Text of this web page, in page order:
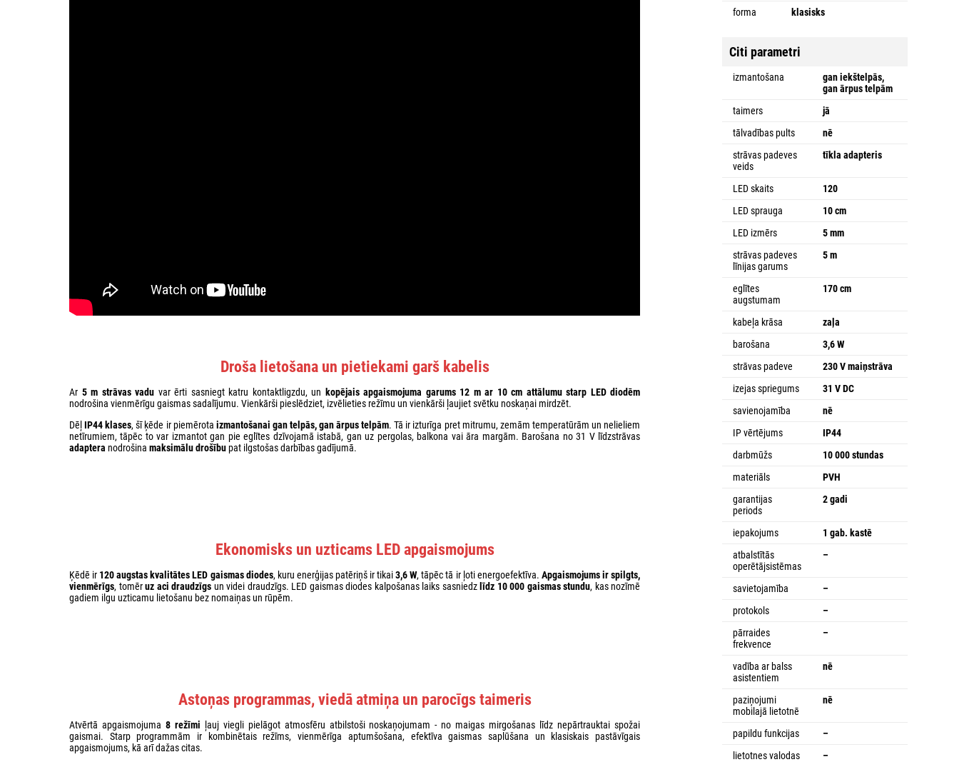
Droša lietošana un pietiekami garš kabelis
Ar 5 m strāvas vadu var ērti sasniegt katru kontaktligzdu, un kopējais apgaismojuma garums 12 m ar 10 cm attālumu starp LED diodēm
nodrošina vienmērīgu gaismas sadalījumu. Vienkārši pieslēdziet, izvēlieties režīmu un vienkārši ļaujiet svētku noskaņai mirdzēt.
DēļIP44 klases, šī ķēde ir piemērota izmantošanai gan telpās, gan ārpus telpām. Tā ir izturīga pret mitrumu, zemām temperatūrām un nelieliem
netīrumiem, tāpēc to var izmantot gan pie eglītes dzīvojamā istabā, gan uz pergolas, balkona vai āra margām. Barošana no 31 V līdzstrāvas
adaptera nodrošina maksimālu drošībupat ilgstošas darbības gadījumā.
Ekonomisks un uzticams LED apgaismojums
Ķēdē ir 120 augstas kvalitātes LED gaismas diodes, kuru enerģijas patēriņš ir tikai3,6 W, tāpēc tā ir ļoti energoefektīva. Apgaismojums ir spilgts,
vienmērīgs, tomēruz aci draudzīgs un videi draudzīgs. LED gaismas diodes kalpošanas laiks sasniedzlīdz 10 000 gaismas stundu, kas nozīmē
gadiem ilgu uzticamu lietošanu bez nomaiņas un rūpēm.
Astoņas programmas, viedā atmiņa un parocīgs taimeris
Atvērtā apgaismojuma 8 režīmi ļauj viegli pielāgot atmosfēru atbilstoši noskaņojumam - no maigas mirgošanas līdz nepārtrauktai spožai
gaismai. Starp programmām ir kombinētais režīms, vienmērīga aptumšošana, efektīva gaismas saplūšana un klasiskais pastāvīgais
apgaismojums, kā arī dažas citas.
forma
klasisks
Citi parametri
izmantošana
gan iekštelpās,
gan ārpus telpām
taimers
jā
tālvadības pults
nē
strāvas padeves
veids
tīkla adapteris
LED skaits
120
LED sprauga
10 cm
LED izmērs
5 mm
strāvas padeves
līnijas garums
5 m
eglītes
augstumam
170 cm
kabeļa krāsa
zaļa
barošana
3,6 W
strāvas padeve
230 V maiņstrāva
izejas spriegums
31 V DC
savienojamība
nē
IP vērtējums
IP44
darbmūžs
10 000 stundas
materiāls
PVH
garantijas
periods
2 gadi
iepakojums
1 gab. kastē
atbalstītās
operētājsistēmas
–
savietojamība
–
protokols
–
pārraides
frekvence
–
vadība ar balss
asistentiem
nē
paziņojumi
mobilajā lietotnē
nē
papildu funkcijas
–
lietotnes valodas
–